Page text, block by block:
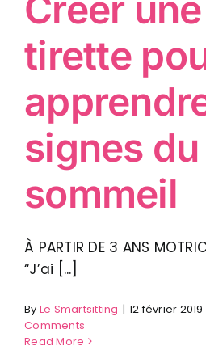
tirette
signes du
sommeil
À PARTIR DE 3 ANS
“J’ai [...]
By Le Smartsitting | 12 février 2019
Comments
Read More